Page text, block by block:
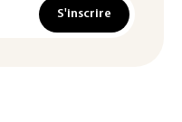
S'inscrire